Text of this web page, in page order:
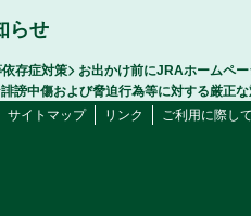
らせ
存症対策
お出かけ前にJRAホームペ
謗中傷および脅迫行為等に対する厳正
サイトマップ リンク ご利用に際し